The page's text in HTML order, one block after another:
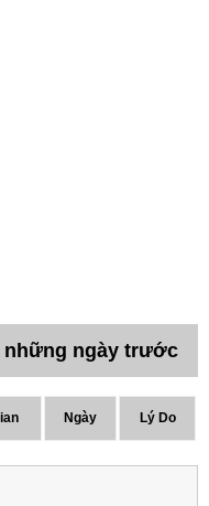
những ngày trước
Ngày Lý Do